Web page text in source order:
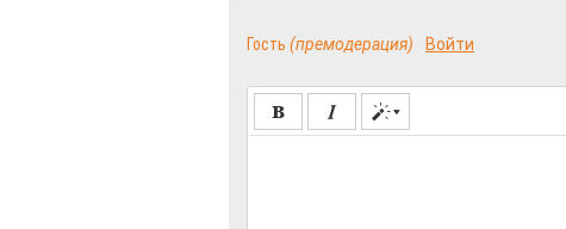
Гость (премодерация) Войти